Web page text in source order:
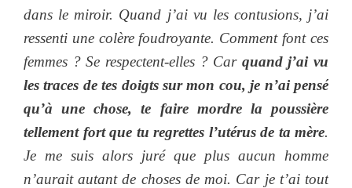
dans le miroir. Quand j’ai vu les contusions, j’ai
ressenti une colère foudroyante. Comment font ces
femmes ? Se respectent-elles ? Car quand j’ai vu
les traces de tes doigts sur mon cou, je n’ai pensé
qu’à une chose, te faire mordre la poussière
tellement fort que tu regrettes l’utérus de ta mère.
Je me suis alors juré que plus aucun homme
n’aurait autant de choses de moi. Car je t’ai tout